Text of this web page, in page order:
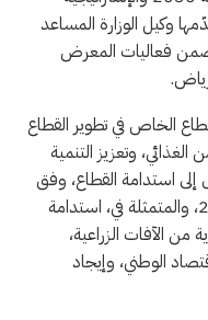
وكيل الوزارة المساعد
ضمن فعاليات المعرض
الخاص في تطوير القطاع
الغذائي، وتعزيز التنمية
إلى استدامة القطاع، وفق
أهداف الإستراتيجية الوطنية للزراعة 2034، والمتمثلة في، استدامة
من الآفات الزراعية،
الوطني، وإيجاد